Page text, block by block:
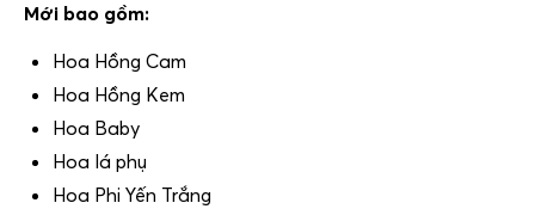
Mới bao gồm:
Hoa Hồng Cam
Hoa Hồng Kem
Hoa Baby
Hoa lá phụ
Hoa Phi Yến Trắng